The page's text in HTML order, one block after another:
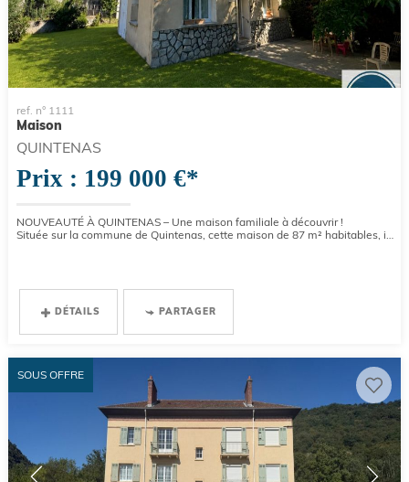
ref. n° 1111
Maison
QUINTENAS
Prix : 199 000 €*
NOUVEAUTÉ À QUINTENAS – Une maison familiale à découvrir !
Située sur la commune de Quintenas, cette maison de 87 m² habitables, implantée sur un terrain clos de 814 m², offre un...
DÉTAILS PARTAGER
SOUS OFFRE